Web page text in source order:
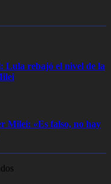
Lula rebajó el nivel de la
Milei: «Es falso, no hay